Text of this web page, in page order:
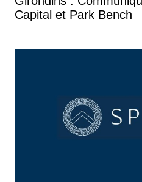
Capital et Park Bench